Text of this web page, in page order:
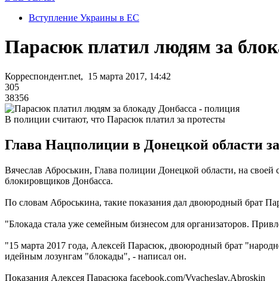
Вступление Украины в ЕС
Парасюк платил людям за
Корреспондент.net, 15 марта 2017, 14:42
305
38356
В полиции считают, что Парасюк платил за протесты
Глава Нацполиции в Донецкой области
Вячеслав Аброськин, Глава полиции Донецкой области, на своей
блокировщиков Донбасса.
По словам Аброськина, такие показания дал двоюродный брат
"Блокада стала уже семейным бизнесом для организаторов.
"15 марта 2017 года, Алексей Парасюк, двоюродный брат
идейным лозунгам "блокады", - написал он.
Показания Алексея Парасюка facebook.com/Vyacheslav.Abroskin